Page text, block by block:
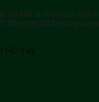
Hà Nội là món bánh
tôm ngọt thịt ăn cùng rau
Hồ Tây